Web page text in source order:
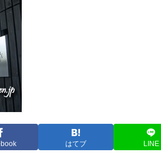
はてブ LINE